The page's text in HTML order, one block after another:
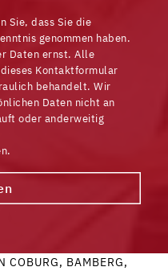
Sie, dass Sie die
genommen haben.
Daten ernst. Alle
Kontaktformular
behandelt. Wir
Daten nicht an
oder anderweitig
BAMBERG,